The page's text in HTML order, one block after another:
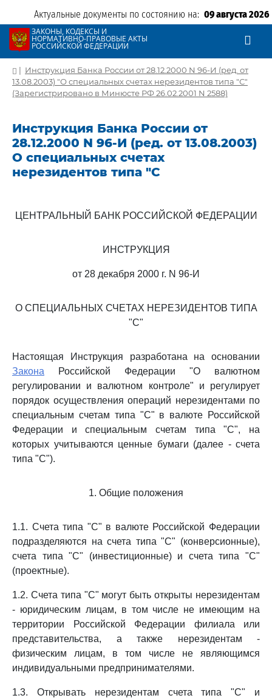
Актуальные документы по состоянию на: 09 августа 2026
ЗАКОНЫ, КОДЕКСЫ И
НОРМАТИВНО-ПРАВОВЫЕ АКТЫ
РОССИЙСКОЙ ФЕДЕРАЦИИ
| Инструкция Банка России от 28.12.2000 N 96-И (ред. от
13.08.2003) "О специальных счетах нерезидентов типа "С"
(Зарегистрировано в Минюсте РФ 26.02.2001 N 2588)
Инструкция Банка России от
28.12.2000 N 96-И (ред. от 13.08.2003)
О специальных счетах
нерезидентов типа "С
ЦЕНТРАЛЬНЫЙ БАНК РОССИЙСКОЙ ФЕДЕРАЦИИ
ИНСТРУКЦИЯ
от 28 декабря 2000 г. N 96-И
О СПЕЦИАЛЬНЫХ СЧЕТАХ НЕРЕЗИДЕНТОВ ТИПА
"С"
Настоящая Инструкция разработана на основании
Закона Российской Федерации "О валютном
регулировании и валютном контроле" и регулирует
порядок осуществления операций нерезидентами по
специальным счетам типа "С" в валюте Российской
Федерации и специальным счетам типа "С", на
которых учитываются ценные бумаги (далее - счета
типа "С").
1. Общие положения
1.1. Счета типа "С" в валюте Российской Федерации
подразделяются на счета типа "С" (конверсионные),
счета типа "С" (инвестиционные) и счета типа "С"
(проектные).
1.2. Счета типа "С" могут быть открыты нерезидентам
- юридическим лицам, в том числе не имеющим на
территории Российской Федерации филиала или
представительства, а также нерезидентам -
физическим лицам, в том числе не являющимся
индивидуальными предпринимателями.
1.3. Открывать нерезидентам счета типа "С" и